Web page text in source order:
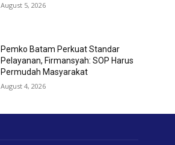
August 5, 2026
Pemko Batam Perkuat Standar
Pelayanan, Firmansyah: SOP Harus
Permudah Masyarakat
August 4, 2026